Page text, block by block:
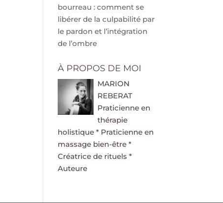
bourreau : comment se
libérer de la culpabilité par
le pardon et l’intégration
de l’ombre
À PROPOS DE MOI
MARION
REBERAT
Praticienne en
thérapie
holistique * Praticienne en
massage bien-être *
Créatrice de rituels *
Auteure